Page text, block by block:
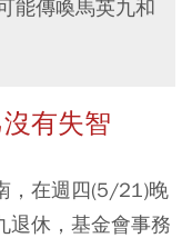
能傳喚馬英九和
有失智
，在週四(5/21)晚
退休，基金會事務